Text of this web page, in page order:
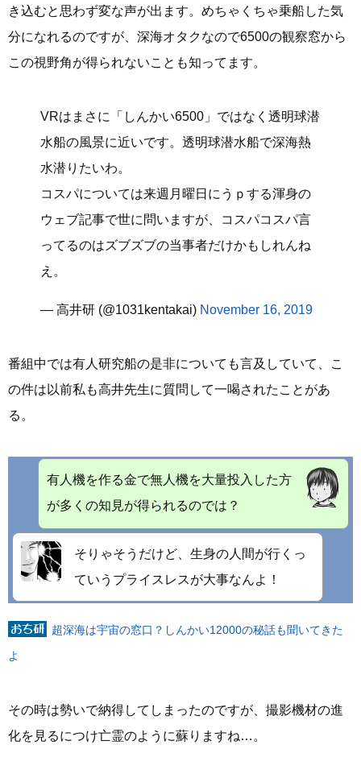
き込むと思わず変な声が出ます。めちゃくちゃ乗船した気
分になれるのですが、深海オタクなので6500の観察窓から
この視野角が得られないことも知ってます。
VRはまさに「しんかい6500」ではなく透明球潜
水船の風景に近いです。透明球潜水船で深海熱
水潜りたいわ。
コスパについては来週月曜日にうｐする渾身の
ウェブ記事で世に問いますが、コスパコスパ言
ってるのはズブズブの当事者だけかもしれんね
え。
— 高井研 (@1031kentakai) November 16, 2019
番組中では有人研究船の是非についても言及していて、こ
の件は以前私も高井先生に質問して一喝されたことがあ
る。
有人機を作る金で無人機を大量投入した方
が多くの知見が得られるのでは？
そりゃそうだけど、生身の人間が行くっ
ていうプライスレスが大事なんよ！
超深海は宇宙の窓口？しんかい12000の秘話も聞いてきた
よ
その時は勢いで納得してしまったのですが、撮影機材の進
化を見るにつけ亡霊のように蘇りますね…。